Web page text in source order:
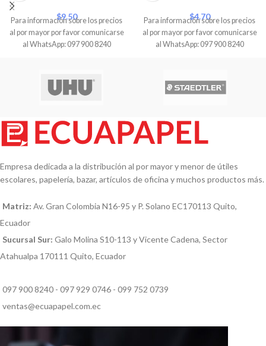
$9.50
Para información sobre los precios
al por mayor por favor comunicarse
al WhatsApp: 097 900 8240
$4.70
Para información sobre los precios
al por mayor por favor comunicarse
al WhatsApp: 097 900 8240
Empresa dedicada a la distribución al por mayor y menor de útiles
escolares, papelería, bazar, artículos de oficina y muchos productos más.
Matriz: Av. Gran Colombia N16-95 y P. Solano EC170113 Quito,
Ecuador
Sucursal Sur: Galo Molina S10-113 y Vicente Cadena, Sector
Atahualpa 170111 Quito, Ecuador
097 900 8240 - 097 929 0746 - 099 752 0739
ventas@ecuapapel.com.ec